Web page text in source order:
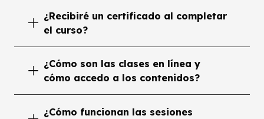
¿Recibiré un certificado al completar
el curso?
¿Cómo son las clases en línea y
cómo accedo a los contenidos?
¿Cómo funcionan las sesiones